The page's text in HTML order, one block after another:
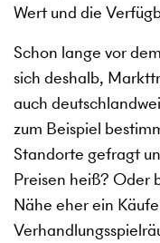
Wert und die
Schon lange vor
sich deshalb,
auch
zum Beispiel
Standorte gefragt
Preisen heiß? Oder
Nähe eher ein